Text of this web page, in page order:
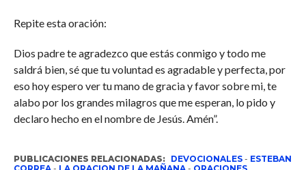
Repite esta oración:
Dios padre te agradezco que estás conmigo y todo me
saldrá bien, sé que tu voluntad es agradable y perfecta, por
eso hoy espero ver tu mano de gracia y favor sobre mi, te
alabo por los grandes milagros que me esperan, lo pido y
declaro hecho en el nombre de Jesús. Amén”.
PUBLICACIONES RELACIONADAS: DEVOCIONALES- ESTEBAN